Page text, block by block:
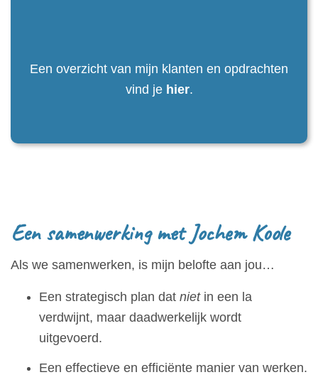
Een overzicht van mijn klanten en opdrachten
vind je hier.
Een samenwerking met Jochem Koole
Als we samenwerken, is mijn belofte aan jou…
Een strategisch plan dat nietin een la
verdwijnt, maar daadwerkelijk wordt
uitgevoerd.
Een effectieve en efficiënte manier van werken.